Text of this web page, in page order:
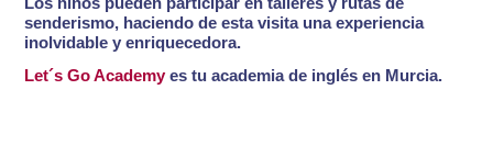
senderismo, haciendo de esta visita una experiencia
inolvidable y enriquecedora.
Let´s Go Academyes tu academia de inglés en Murcia.